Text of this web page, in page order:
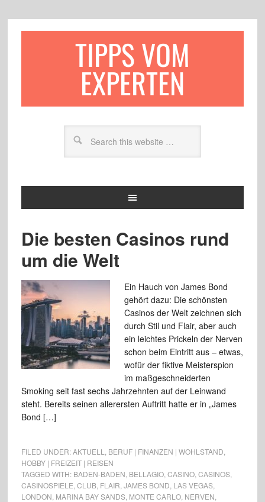
TIPPS VOM
EXPERTEN
Die besten Casinos rund
um die Welt
Ein Hauch von James Bond
gehört dazu: Die schönsten
Casinos der Welt zeichnen sich
durch Stil und Flair, aber auch
ein leichtes Prickeln der Nerven
schon beim Eintritt aus – etwas,
wofür der fiktive Meisterspion
im maßgeschneiderten
Smoking seit fast sechs Jahrzehnten auf der Leinwand
steht. Bereits seinen allerersten Auftritt hatte er in „James
Bond […]
FILED UNDER:AKTUELL BERUF | FINANZEN | WOHLSTAND
HOBBY | FREIZEIT | REISEN
TAGGED WITH: BADEN-BADEN BELLAGIO, CASINO, CASINOS,
CASINOSPIELE CLUB, FLAIR JAMES BOND LAS VEGAS,
LONDON MARINA BAY SANDS, MONTE CARLO, NERVEN